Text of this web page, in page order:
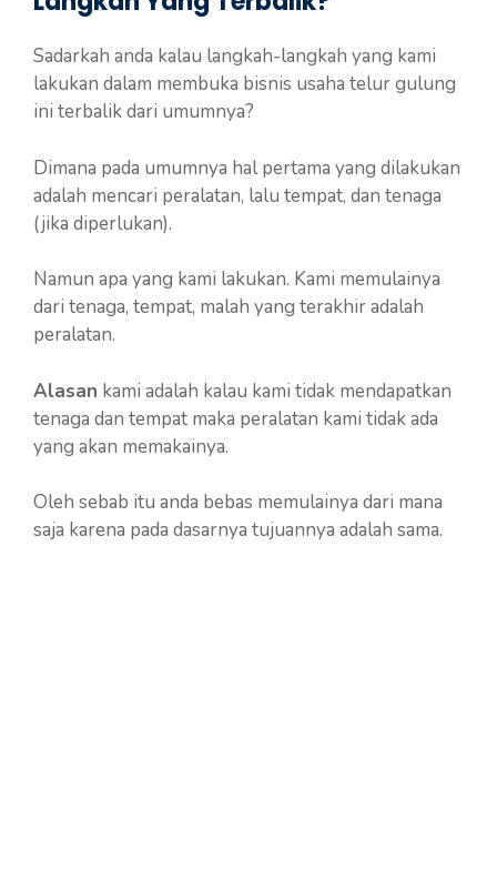
Sadarkah anda kalau langkah-langkah yang kami
lakukan dalam membuka bisnis usaha telur gulung
ini terbalik dari umumnya?
Dimana pada umumnya hal pertama yang dilakukan
adalah mencari peralatan, lalu tempat, dan tenaga
(jika diperlukan).
Namun apa yang kami lakukan. Kami memulainya
dari tenaga, tempat, malah yang terakhir adalah
peralatan.
Alasan kami adalah kalau kami tidak mendapatkan
tenaga dan tempat maka peralatan kami tidak ada
yang akan memakainya.
Oleh sebab itu anda bebas memulainya dari mana
saja karena pada dasarnya tujuannya adalah sama.